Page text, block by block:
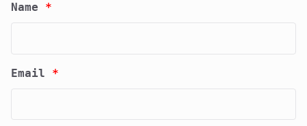
Name *
Email *